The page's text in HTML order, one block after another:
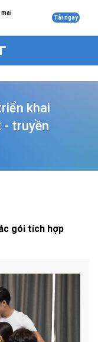
mại
Tải ngay
khai
- truyền
gói tích hợp